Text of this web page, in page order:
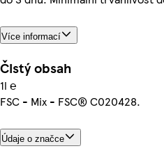
Více informací
Čistý obsah
1l ℮
FSC - Mix - FSC® C020428.
Údaje o značce